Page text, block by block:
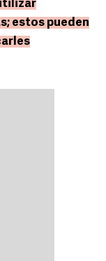
estos pueden